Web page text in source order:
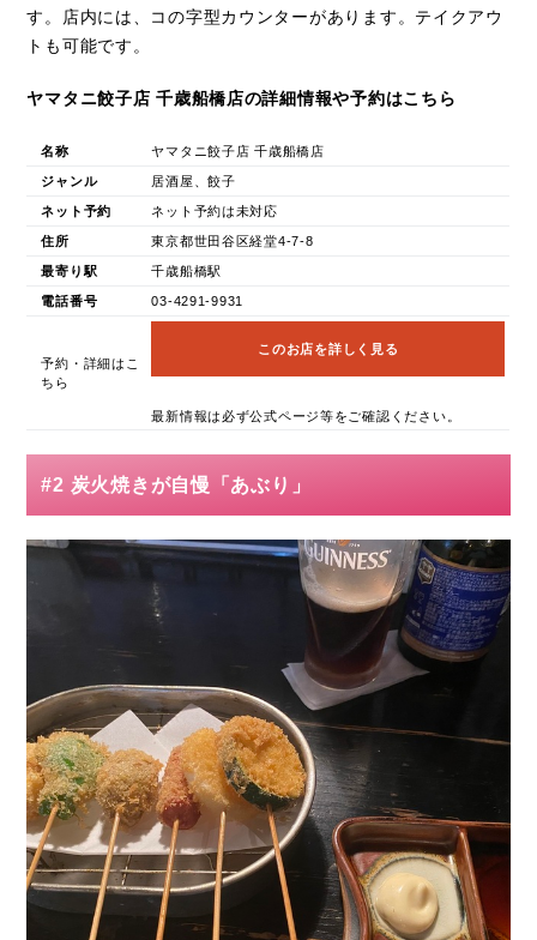
す。店内には、コの字型カウンターがあります。テイクアウ
トも可能です。
ヤマタニ餃子店 千歳船橋店の詳細情報や予約はこちら
名称 ヤマタニ餃子店 千歳船橋店
ジャンル 居酒屋、餃子
ネット予約 ネット予約は未対応
住所 東京都世田谷区経堂4-7-8
最寄り駅 千歳船橋駅
電話番号 03-4291-9931
予約・詳細はこ
ちら
このお店を詳しく見る
最新情報は必ず公式ページ等をご確認ください。
#2 炭火焼きが自慢「あぶり」